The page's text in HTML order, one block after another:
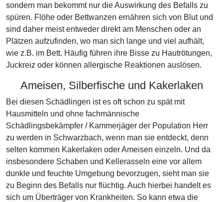
sondern man bekommt nur die Auswirkung des Befalls zu
spüren. Flöhe oder Bettwanzen ernähren sich von Blut und
sind daher meist entweder direkt am Menschen oder an
Plätzen aufzufinden, wo man sich lange und viel aufhält,
wie z.B. im Bett. Häufig führen ihre Bisse zu Hautrötungen,
Juckreiz oder können allergische Reaktionen auslösen.
Ameisen, Silberfische und Kakerlaken
Bei diesen Schädlingen ist es oft schon zu spät mit
Hausmitteln und ohne fachmännische
Schädlingsbekämpfer / Kammerjäger der Population Herr
zu werden in Schwarzbach, wenn man sie entdeckt, denn
selten kommen Kakerlaken oder Ameisen einzeln. Und da
insbesondere Schaben und Kellerasseln eine vor allem
dunkle und feuchte Umgebung bevorzugen, sieht man sie
zu Beginn des Befalls nur flüchtig. Auch hierbei handelt es
sich um Überträger von Krankheiten. So kann etwa die